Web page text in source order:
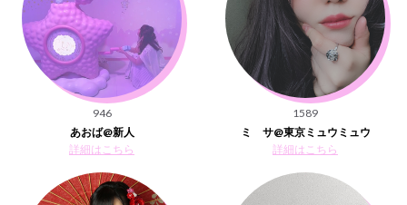
946
あおば@新人
詳細はこちら
1589
ミ サ@東京ミュウミュウ
詳細はこちら